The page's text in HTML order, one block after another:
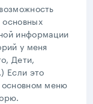
основных
информации
у меня
Дети,
Если это
основном меню